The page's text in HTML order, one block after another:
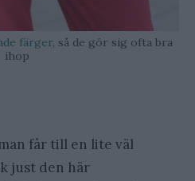
färger, så de gör sig ofta bra
ihop
får till en lite väl
just den här